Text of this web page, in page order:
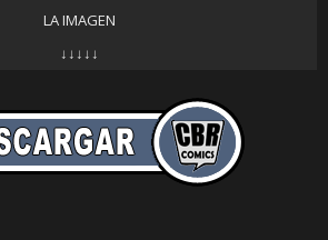
LA IMAGEN
↓↓↓↓↓